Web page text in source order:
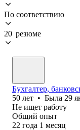
По соответствию
20 резюме
Бухгалтер,
50 лет • Была 29
Не ищет работу
Общий опыт
22 года 1 месяц